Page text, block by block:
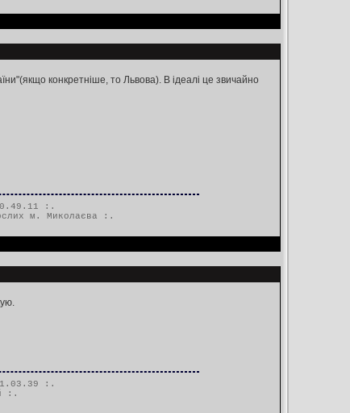
конкретніше, то Львова). В ідеалі це звичайно
:.
м. Миколаєва :.
:.
:.